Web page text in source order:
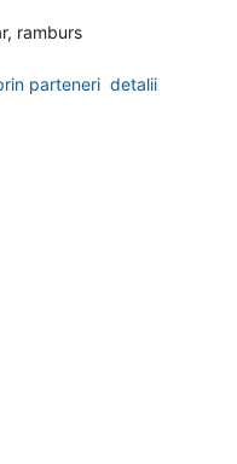
ramburs
parteneri detalii